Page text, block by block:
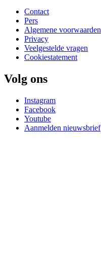
Contact
Pers
Algemene voorwaarden
Privacy
Veelgestelde vragen
Cookiestatement
Volg ons
Instagram
Facebook
Youtube
Aanmelden nieuwsbrief